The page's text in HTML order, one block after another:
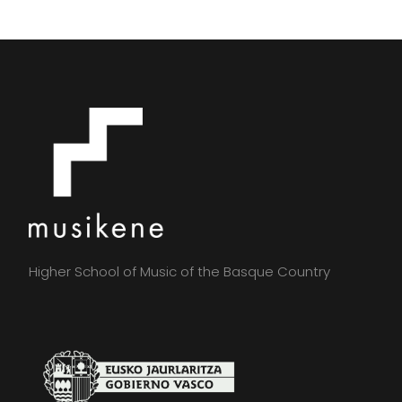
Higher School of Music of the Basque Country